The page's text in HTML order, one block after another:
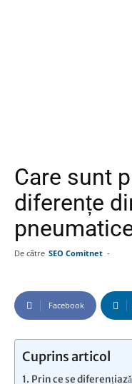
Care sunt
diferențe
De către SEO Comitnet -
Facebook
Cuprins articol
Prin ce se